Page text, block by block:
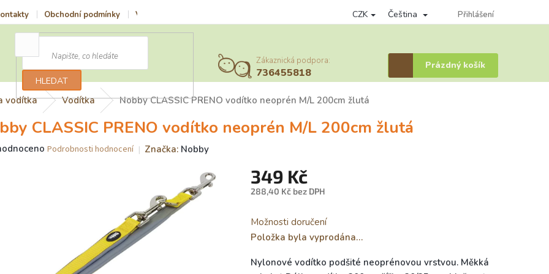
Obchodní podmínky Vrácení zboží a reklamace Podmínky ochrany osobních údajů Věrnostní program Provizní systém
CZK Čeština Přihlášení
HLEDAT
Zákaznická podpora:
736455818
Nákupní
košík
Prázdný košík
vodítka Vodítka Nobby CLASSIC PRENO vodítko neoprén M/L 200cm žlutá
CLASSIC PRENO vodítko neoprén M/L 200cm žlutá
Podrobnosti hodnocení Značka: Nobby
349 Kč
288,40 Kč bez DPH
cena:
Možnosti doručení
Položka byla vyprodána…
Nylonové vodítko podšité neoprénovou vrstvou. Měkká